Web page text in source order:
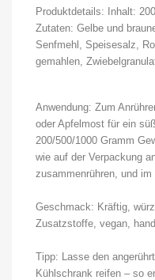
Produktdetails: Inhalt:
Zutaten: Gelbe und
Senfmehl, Speisesalz,
gemahlen,
Anwendung: Zum
oder Apfelmost für ein
200/500/1000 Gramm
wie auf der Verpackung
zusammenrühren, und im
Geschmack: Kräftig,
Zusatzstoffe, vegan,
Tipp: Lasse den
Kühlschrank reifen – so